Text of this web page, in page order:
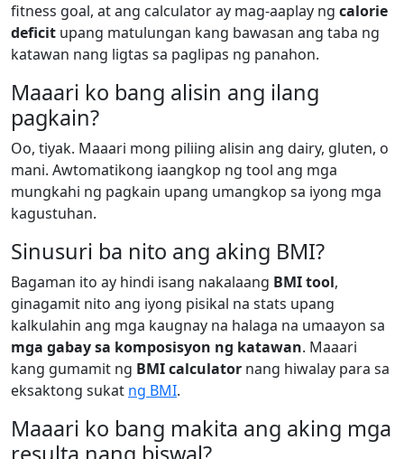
fitness goal, at ang calculator ay mag-aaplay ng calorie
deficit upang matulungan kang bawasan ang taba ng
katawan nang ligtas sa paglipas ng panahon.
Maaari ko bang alisin ang ilang
pagkain?
Oo, tiyak. Maaari mong piliing alisin ang dairy, gluten, o
mani. Awtomatikong iaangkop ng tool ang mga
mungkahi ng pagkain upang umangkop sa iyong mga
kagustuhan.
Sinusuri ba nito ang aking BMI?
Bagaman ito ay hindi isang nakalaang BMI tool,
ginagamit nito ang iyong pisikal na stats upang
kalkulahin ang mga kaugnay na halaga na umaayon sa
mga gabay sa komposisyon ng katawan. Maaari
kang gumamit ng BMI calculator nang hiwalay para sa
eksaktong sukat ng BMI.
Maaari ko bang makita ang aking mga